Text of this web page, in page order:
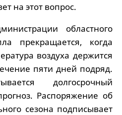
на этот вопрос.
областного
прекращается, когда
воздуха держится
пяти дней подряд.
долгосрочный
Распоряжение об
сезона подписывает